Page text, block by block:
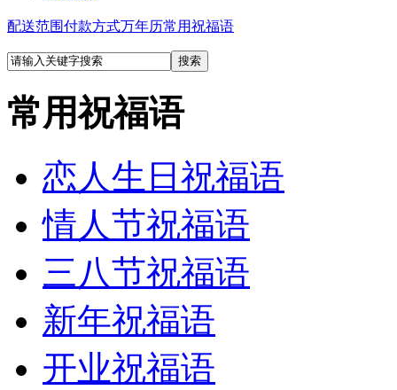
配送范围付款方式万年历常用祝福语
常用祝福语
恋人生日祝福语
情人节祝福语
三八节祝福语
新年祝福语
开业祝福语